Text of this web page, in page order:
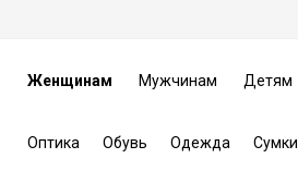
Женщинам Мужчинам Детям
Оптика Обувь Одежда Сумки